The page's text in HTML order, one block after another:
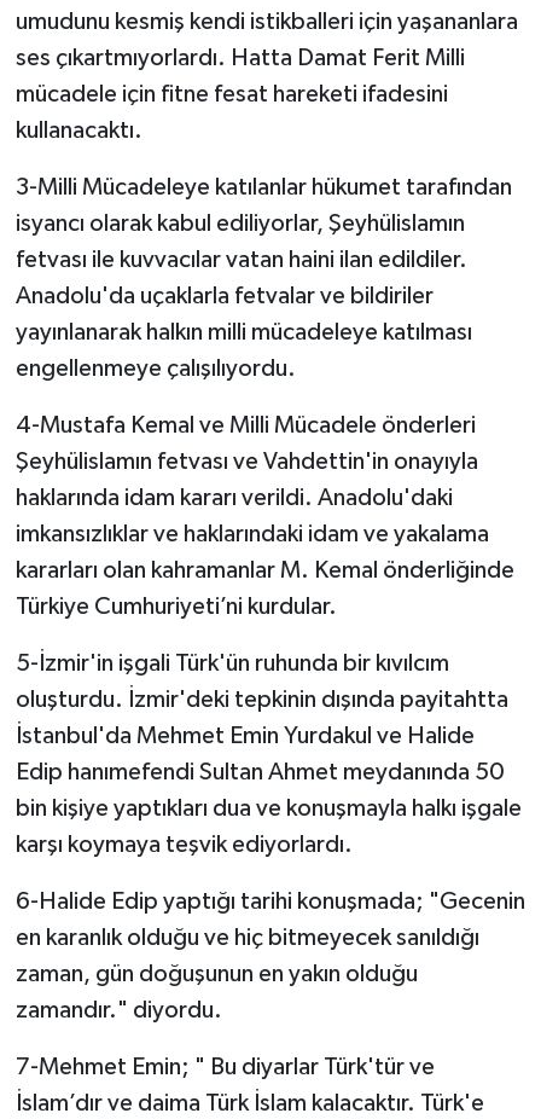
umudunu kesmiş kendi istikballeri için yaşananlara
ses çıkartmıyorlardı. Hatta Damat Ferit Milli
mücadele için fitne fesat hareketi ifadesini
kullanacaktı.
3-Milli Mücadeleye katılanlar hükumet tarafından
isyancı olarak kabul ediliyorlar, Şeyhülislamın
fetvası ile kuvvacılar vatan haini ilan edildiler.
Anadolu'da uçaklarla fetvalar ve bildiriler
yayınlanarak halkın milli mücadeleye katılması
engellenmeye çalışılıyordu.
4-Mustafa Kemal ve Milli Mücadele önderleri
Şeyhülislamın fetvası ve Vahdettin'in onayıyla
haklarında idam kararı verildi. Anadolu'daki
imkansızlıklar ve haklarındaki idam ve yakalama
kararları olan kahramanlar M. Kemal önderliğinde
Türkiye Cumhuriyeti’ni kurdular.
5-İzmir'in işgali Türk'ün ruhunda bir kıvılcım
oluşturdu. İzmir'deki tepkinin dışında payitahtta
İstanbul'da Mehmet Emin Yurdakul ve Halide
Edip hanımefendi Sultan Ahmet meydanında 50
bin kişiye yaptıkları dua ve konuşmayla halkı işgale
karşı koymaya teşvik ediyorlardı.
6-Halide Edip yaptığı tarihi konuşmada; "Gecenin
en karanlık olduğu ve hiç bitmeyecek sanıldığı
zaman, gün doğuşunun en yakın olduğu
zamandır." diyordu.
7-Mehmet Emin; " Bu diyarlar Türk'tür ve
İslam’dır ve daima Türk İslam kalacaktır. Türk'e